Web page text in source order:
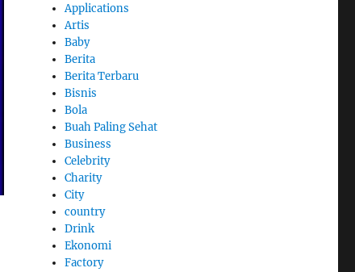
Applications
Artis
Baby
Berita
Berita Terbaru
Bisnis
Bola
Buah Paling Sehat
Business
Celebrity
Charity
City
country
Drink
Ekonomi
Factory